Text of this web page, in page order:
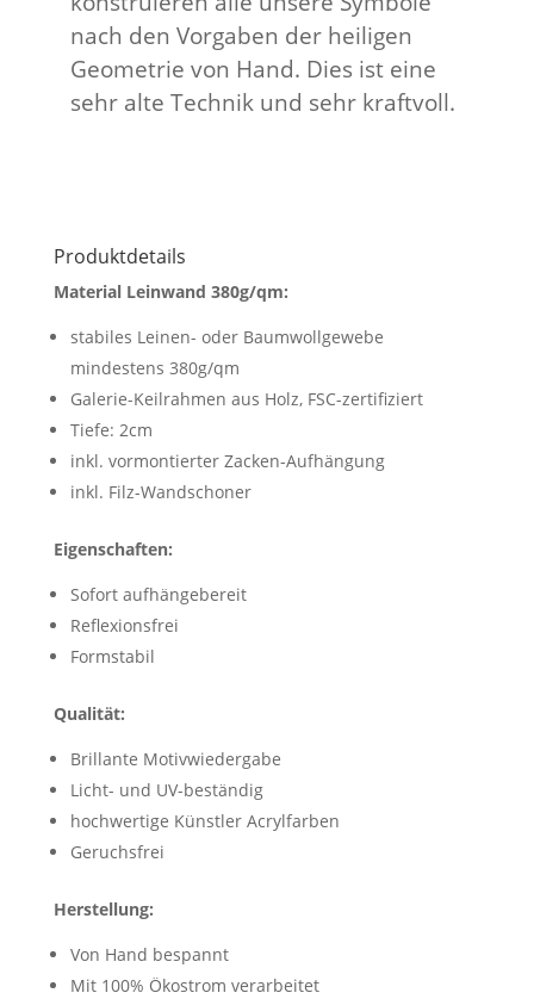
nach den Vorgaben der heiligen
Geometrie von Hand. Dies ist eine
sehr alte Technik und sehr kraftvoll.
Produktdetails
Material Leinwand 380g/qm:
stabiles Leinen- oder Baumwollgewebe
mindestens 380g/qm
Galerie-Keilrahmen aus Holz, FSC-zertifiziert
Tiefe: 2cm
inkl. vormontierter Zacken-Aufhängung
inkl. Filz-Wandschoner
Eigenschaften:
Sofort aufhängebereit
Reflexionsfrei
Formstabil
Qualität:
Brillante Motivwiedergabe
Licht- und UV-beständig
hochwertige Künstler Acrylfarben
Geruchsfrei
Herstellung:
Von Hand bespannt
Mit 100% Ökostrom verarbeitet